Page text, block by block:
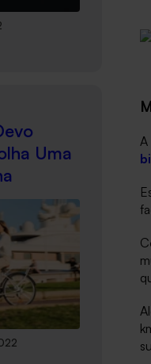
Uma
A